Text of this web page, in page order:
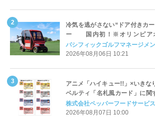
冷気を逃がさない“ドア付きカ
ー 国内初！※オリンピア
Cart（エアコンカート）」導
パシフィックゴルフマネージメ
2026年08月06日 10:21
アニメ「ハイキュー!!」×いきな
ベルティ「名札風カード」に関
対応についてのご案内
株式会社ペッパーフードサービス
2026年08月07日 10:00